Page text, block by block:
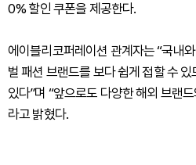
0% 할인 쿠폰을 제공한다.
에이블리코퍼레이션 관계자는 “국내
벌 패션 브랜드를 보다 쉽게 접할 수
있다”며 “앞으로도 다양한 해외 브랜
라고 밝혔다.